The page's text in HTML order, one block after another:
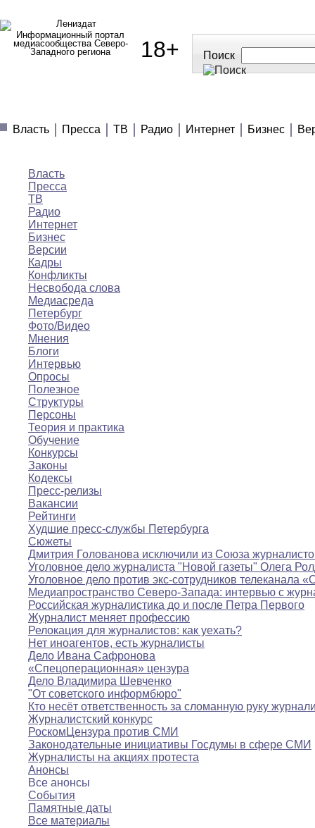
Информационный портал
медиасообщества Северо-
Западного региона
18+ Поиск
Власть
Пресса ТВ Радио Интернет Бизнес
Власть
Пресса
ТВ
Радио
Интернет
Бизнес
Версии
Кадры
Конфликты
Несвобода слова
Медиасреда
Петербург
Фото/Видео
Мнения
Блоги
Интервью
Опросы
Полезное
Структуры
Персоны
Теория и практика
Обучение
Конкурсы
Законы
Кодексы
Пресс-релизы
Вакансии
Рейтинги
Худшие пресс-службы Петербурга
Сюжеты
Дмитрия Голованова исключили из Союза
Уголовное дело журналиста "Новой газеты" Олега
Уголовное дело против экс-сотрудников телеканала
Медиапространство Северо-Запада: интервью с
Российская журналистика до и после Петра Первого
Журналист меняет профессию
Релокация для журналистов: как уехать?
Нет иноагентов, есть журналисты
Дело Ивана Сафронова
«Спецоперационная» цензура
Дело Владимира Шевченко
"От советского информбюро"
Кто несёт ответственность за сломанную руку
Журналистский конкурс
РоскомЦензура против СМИ
Законодательные инициативы Госдумы в сфере СМИ
Журналисты на акциях протеста
Анонсы
Все анонсы
События
Памятные даты
Все материалы